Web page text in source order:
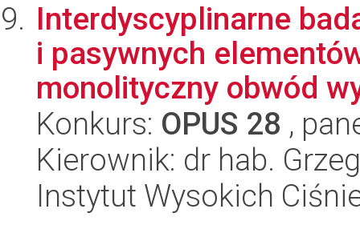
Interdyscyplinarne
i pasywnych
monolityczny obwód
Konkurs: OPUS 28 ,
Kierownik: dr hab.
Instytut Wysokich